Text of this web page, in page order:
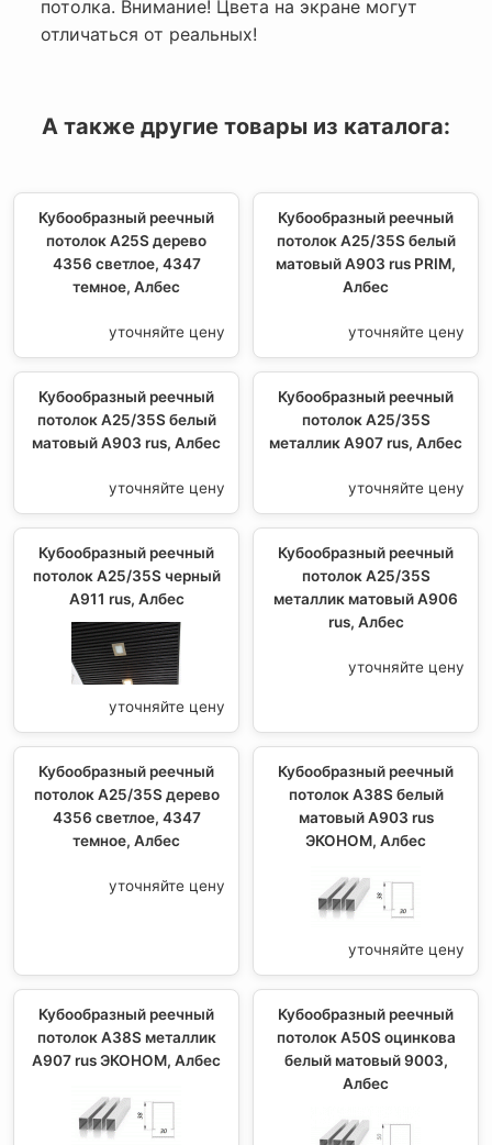
потолка. Внимание! Цвета на экране могут
отличаться от реальных!
А также другие товары из каталога:
Кубообразный реечный
потолок A25S дерево
4356 светлое, 4347
темное, Албес
уточняйте цену
Кубообразный реечный
потолок A25/35S белый
матовый А903 rus PRIM,
Албес
уточняйте цену
Кубообразный реечный
потолок A25/35S белый
матовый А903 rus, Албес
уточняйте цену
Кубообразный реечный
потолок A25/35S
металлик А907 rus, Албес
уточняйте цену
Кубообразный реечный
потолок A25/35S черный
А911 rus, Албес
уточняйте цену
Кубообразный реечный
потолок A25/35S
металлик матовый А906
rus, Албес
уточняйте цену
Кубообразный реечный
потолок A25/35S дерево
4356 светлое, 4347
темное, Албес
уточняйте цену
Кубообразный реечный
потолок A38S белый
матовый А903 rus
ЭКОНОМ, Албес
уточняйте цену
Кубообразный реечный
потолок A38S металлик
А907 rus ЭКОНОМ, Албес
Кубообразный реечный
потолок A50S оцинкова
белый матовый 9003,
Албес